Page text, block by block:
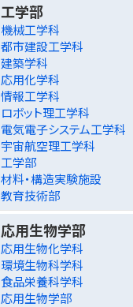
工学部
機械工学科
都市建設工学科
建築学科
応用化学科
情報工学科
ロボット理工学科
電気電子システム工学科
宇宙航空理工学科
工学部
材料・構造実験施設
教育技術部
応用生物学部
応用生物化学科
環境生物科学科
食品栄養科学科
応用生物学部